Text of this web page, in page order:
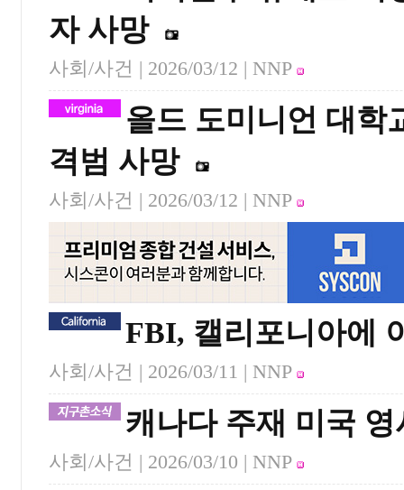
자 사망
사회/사건 | 2026/03/12 | NNP
올드 도미니언 대
격범 사망
사회/사건 | 2026/03/12 | NNP
FBI, 캘리포니아에
사회/사건 | 2026/03/11 | NNP
캐나다 주재 미국
사회/사건 | 2026/03/10 | NNP